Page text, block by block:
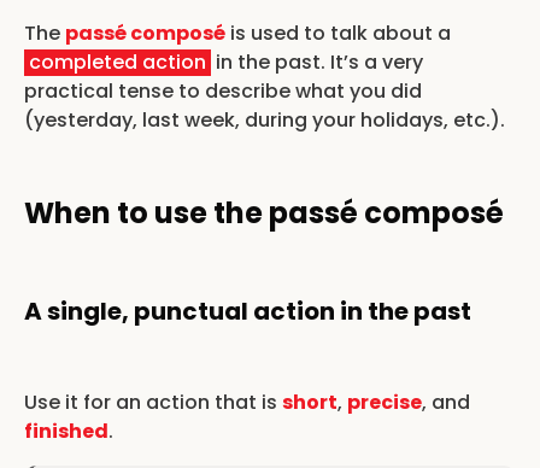
The passé composé is used to talk about a
completed action in the past. It’s a very
practical tense to describe what you did
(yesterday, last week, during your holidays, etc.).
When to use the passé composé
A single, punctual action in the past
Use it for an action that is short, precise, and
finished.